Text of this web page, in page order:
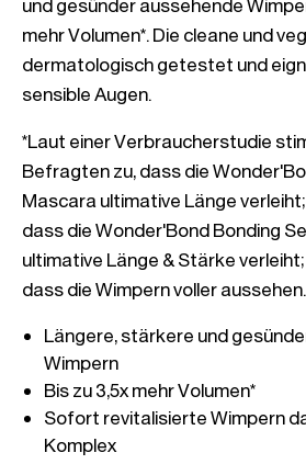
und gesünder aussehende
mehr Volumen*. Die cleane und
dermatologisch getestet und
*Laut einer Verbraucherstudie
Befragten zu, dass die
Mascara ultimative Länge
dass die Wonder'Bond Bonding
ultimative Länge & Stärke
Längere, stärkere und
Sofort revitalisierte Wimpern